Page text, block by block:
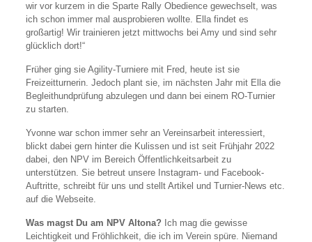
wir vor kurzem in die Sparte Rally Obedience gewechselt, was
ich schon immer mal ausprobieren wollte. Ella findet es
großartig! Wir trainieren jetzt mittwochs bei Amy und sind sehr
glücklich dort!“
Früher ging sie Agility-Turniere mit Fred, heute ist sie
Freizeitturnerin. Jedoch plant sie, im nächsten Jahr mit Ella die
Begleithundprüfung abzulegen und dann bei einem RO-Turnier
zu starten.
Yvonne war schon immer sehr an Vereinsarbeit interessiert,
blickt dabei gern hinter die Kulissen und ist seit Frühjahr 2022
dabei, den NPV im Bereich Öffentlichkeitsarbeit zu
unterstützen. Sie betreut unsere Instagram- und Facebook-
Auftritte, schreibt für uns und stellt Artikel und Turnier-News etc.
auf die Webseite.
Was magst Du am NPV Altona? Ich mag die gewisse
Leichtigkeit und Fröhlichkeit, die ich im Verein spüre. Niemand